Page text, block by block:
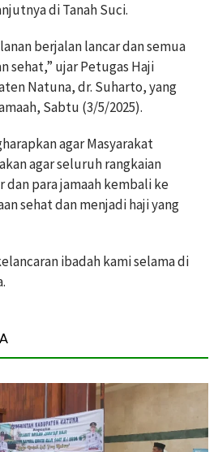
di Tanah Suci.
berjalan lancar dan semua
sehat,” ujar Petugas Haji
Natuna, dr. Suharto, yang
Sabtu (3/5/2025).
agar Masyarakat
agar seluruh rangkaian
dan para jamaah kembali ke
sehat dan menjadi haji yang
ibadah kami selama di